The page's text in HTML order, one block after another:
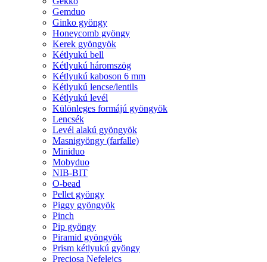
Gemduo
Ginko gyöngy
Honeycomb gyöngy
Kerek gyöngyök
Kétlyukú bell
Kétlyukú háromszög
Kétlyukú kaboson 6 mm
Kétlyukú lencse/lentils
Kétlyukú levél
Különleges formájú gyöngyök
Lencsék
Levél alakú gyöngyök
Masnigyöngy (farfalle)
Miniduo
Mobyduo
NIB-BIT
O-bead
Pellet gyöngy
Piggy gyöngyök
Pinch
Pip gyöngy
Piramid gyöngyök
Prism kétlyukú gyöngy
Preciosa Nefelejcs